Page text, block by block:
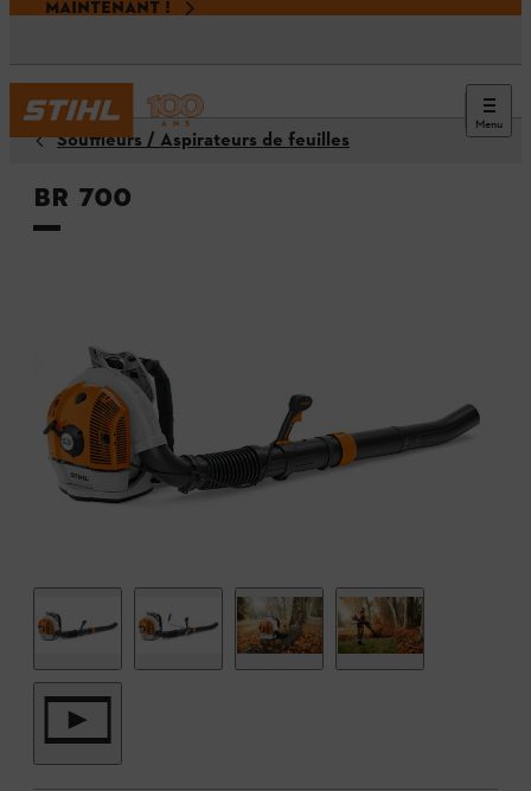
MAINTENANT !
Menu
Souffleurs / Aspirateurs de feuilles
BR 700